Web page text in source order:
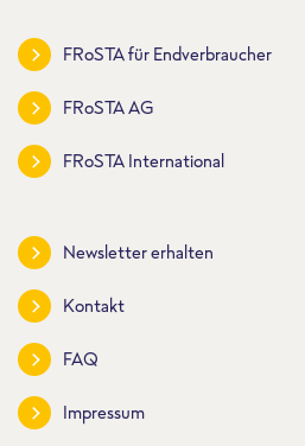
FRoSTA für Endverbraucher
FRoSTA AG
FRoSTA International
Newsletter erhalten
Kontakt
FAQ
Impressum